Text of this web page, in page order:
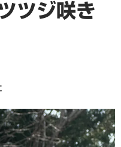
ツジ咲き